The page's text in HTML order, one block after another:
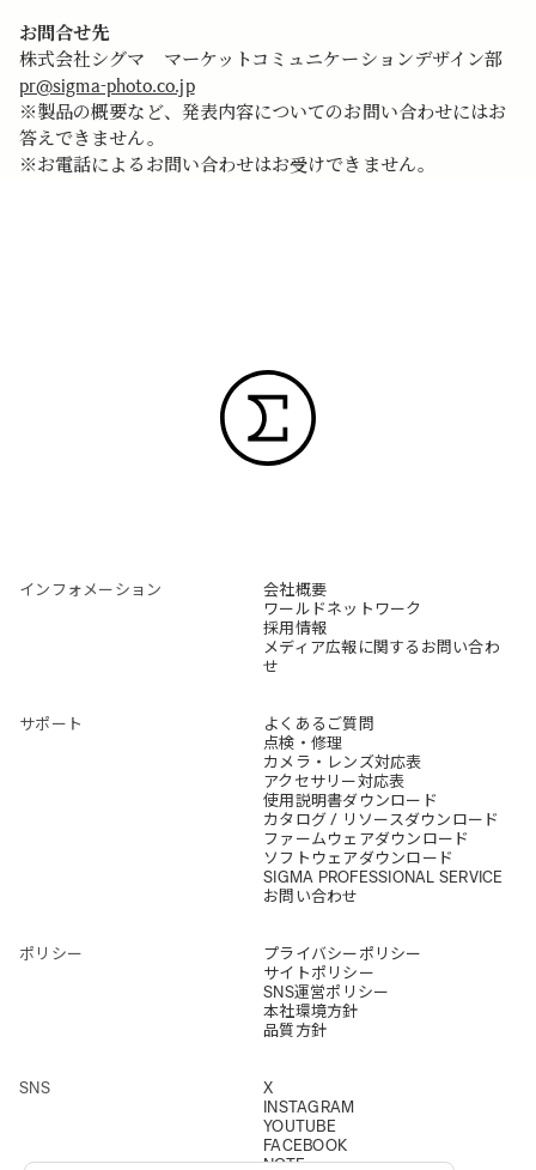
お問合せ先
株式会社シグマ マーケットコミュニケーションデザイン部
pr@sigma-photo.co.jp
※製品の概要など、発表内容についてのお問い合わせにはお
答えできません。
※お電話によるお問い合わせはお受けできません。
インフォメーション
会社概要
ワールドネットワーク
採用情報
メディア広報に関するお問い合わ
せ
サポート
よくあるご質問
点検・修理
カメラ・レンズ対応表
アクセサリー対応表
使用説明書ダウンロード
カタログ / リソースダウンロード
ファームウェアダウンロード
ソフトウェアダウンロード
SIGMA PROFESSIONAL SERVICE
お問い合わせ
ポリシー
プライバシーポリシー
サイトポリシー
SNS運営ポリシー
本社環境方針
品質方針
SNS
X
INSTAGRAM
YOUTUBE
FACEBOOK
NOTE